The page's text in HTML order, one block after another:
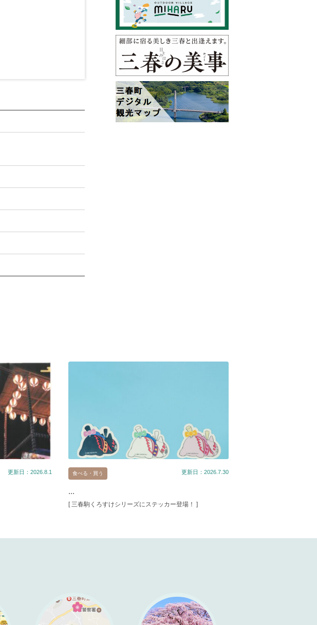
更新日：2026.8.1 食べる・買う
...
[ 三春駒くろすけシリーズにステッカー登場！ ]
更新日：2026.7.30